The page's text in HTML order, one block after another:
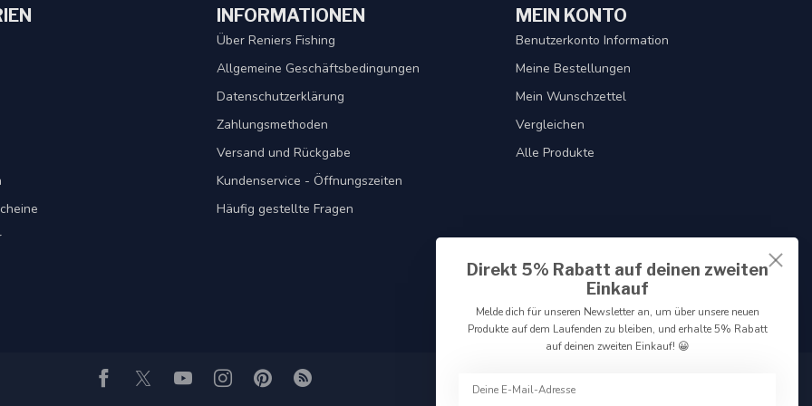
INFORMATIONEN
Über Reniers Fishing
Allgemeine Geschäftsbedingungen
Datenschutzerklärung
Zahlungsmethoden
Versand und Rückgabe
Kundenservice - Öffnungszeiten
Häufig gestellte Fragen
MEIN KONTO
Benutzerkonto Information
Meine Bestellungen
Mein Wunschzettel
Vergleichen
Alle Produkte
Direkt 5% Rabatt auf deinen zweiten
Einkauf
Melde dich für unseren Newsletter an, um über unsere neuen
Produkte auf dem Laufenden zu bleiben, und erhalte 5% Rabatt
auf deinen zweiten Einkauf! 😀